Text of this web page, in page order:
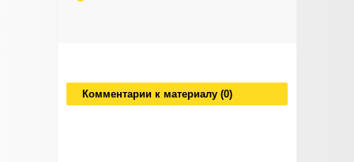
Комментарии к материалу (0)